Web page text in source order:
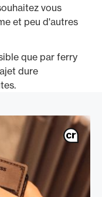
vous
et peu d'autres
que par ferry
dure